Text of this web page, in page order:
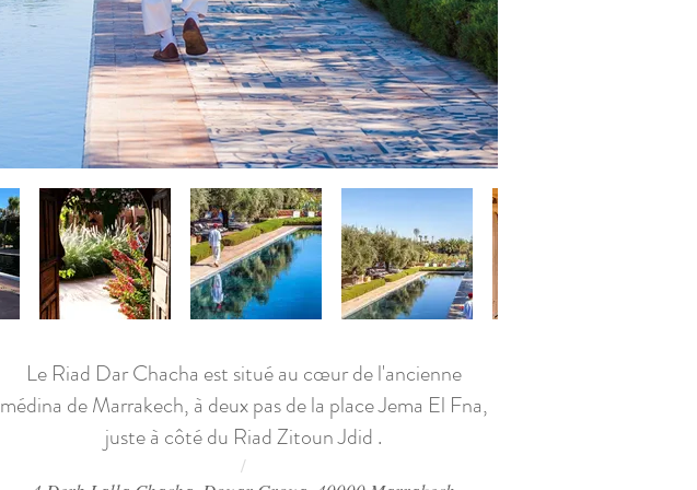
Le Riad Dar Chacha est situé au cœur de l'ancienne
médina de Marrakech, à deux pas de la place Jema El Fna,
juste à côté du Riad Zitoun Jdid .
/